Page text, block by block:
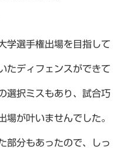
学選手権出場を目指して
たディフェンスができて
選択ミスもあり、試合巧
場が叶いませんでした。
部分もあったので、しっ